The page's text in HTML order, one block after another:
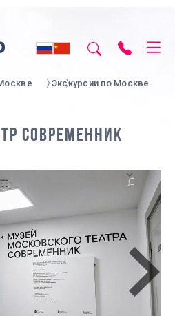
Экскурсии по Москве
СОВРЕМЕННИК